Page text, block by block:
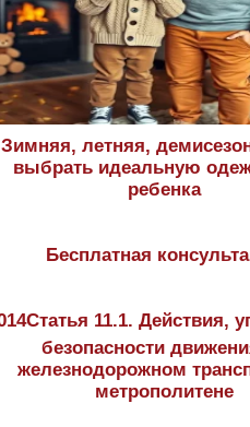
Зимняя, летняя,
выбрать идеальную
ребенка
Бесплатная
Статья 11.1. Действия,
безопасности
железнодорожном
метрополитене